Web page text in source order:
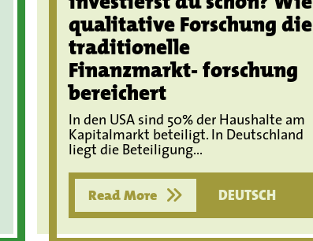
qualitative Forschung die
traditionelle
Finanzmarkt- forschung
bereichert
In den USA sind 50% der Haushalte am
Kapitalmarkt beteiligt. In Deutschland
liegt die Beteiligung...
Read More
DEUTSCH